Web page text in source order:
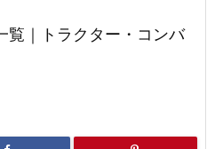

覧｜トラクター・コンバ